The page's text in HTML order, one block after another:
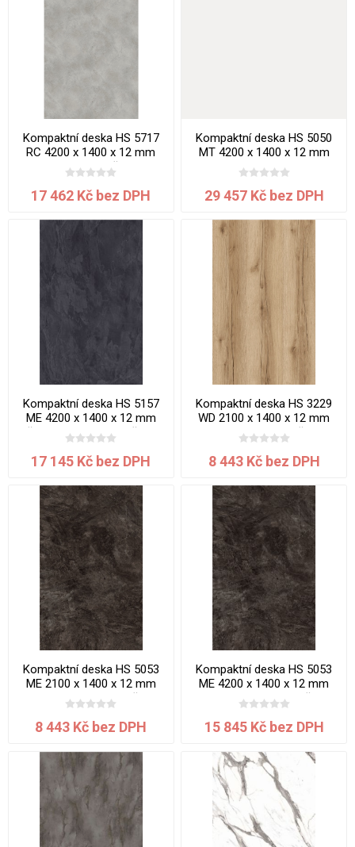
Kompaktní deska HS 5717
RC 4200 x 1400 x 12 mm
Montea jádro černé
17 462 Kč bez DPH
Kompaktní deska HS 5050
MT 4200 x 1400 x 12 mm
Bílá Platinum jádro bílé
29 457 Kč bez DPH
Kompaktní deska HS 5157
ME 4200 x 1400 x 12 mm
Břidlice Mosela jádro černé
17 145 Kč bez DPH
Kompaktní deska HS 3229
WD 2100 x 1400 x 12 mm
Dub Bedford jádro černé
8 443 Kč bez DPH
Kompaktní deska HS 5053
ME 2100 x 1400 x 12 mm
Mramor Karelia jádro černé
8 443 Kč bez DPH
Kompaktní deska HS 5053
ME 4200 x 1400 x 12 mm
Mramor Karelia jádro černé
15 845 Kč bez DPH